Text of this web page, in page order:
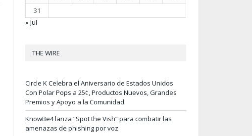
31
« Jul
THE WIRE
Circle K Celebra el Aniversario de Estados Unidos
Con Polar Pops a 25¢, Productos Nuevos, Grandes
Premios y Apoyo a la Comunidad
KnowBe4 lanza “Spot the Vish” para combatir las
amenazas de phishing por voz